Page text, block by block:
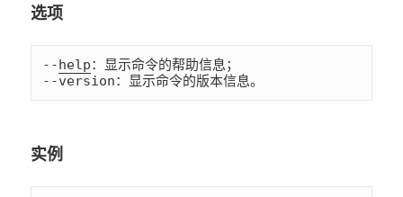
选项
-- help：显示命令的帮助信息；
--version：显示命令的版本信息。
实例